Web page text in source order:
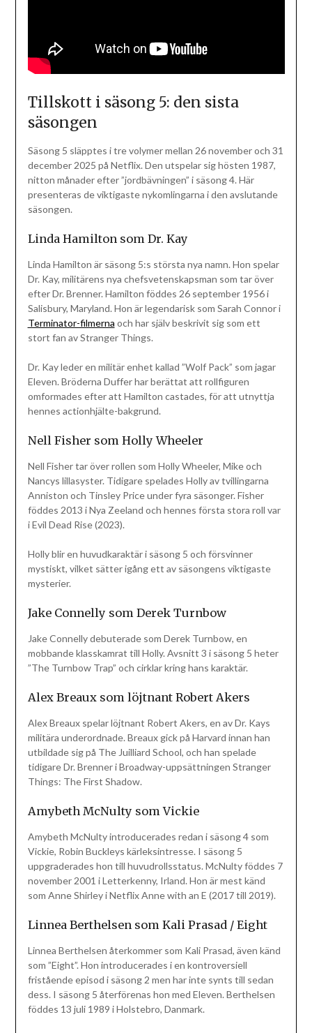
Tillskott i säsong 5: den sista
säsongen
Säsong 5 släpptes i tre volymer mellan 26 november och 31
december 2025 på Netflix. Den utspelar sig hösten 1987,
nitton månader efter ”jordbävningen” i säsong 4. Här
presenteras de viktigaste nykomlingarna i den avslutande
säsongen.
Linda Hamilton som Dr. Kay
Linda Hamilton är säsong 5:s största nya namn. Hon spelar
Dr. Kay, militärens nya chefsvetenskapsman som tar över
efter Dr. Brenner. Hamilton föddes 26 september 1956 i
Salisbury, Maryland. Hon är legendarisk som Sarah Connor i
Terminator-filmerna och har själv beskrivit sig som ett
stort fan av Stranger Things.
Dr. Kay leder en militär enhet kallad ”Wolf Pack” som jagar
Eleven. Bröderna Duffer har berättat att rollfiguren
omformades efter att Hamilton castades, för att utnyttja
hennes actionhjälte-bakgrund.
Nell Fisher som Holly Wheeler
Nell Fisher tar över rollen som Holly Wheeler, Mike och
Nancys lillasyster. Tidigare spelades Holly av tvillingarna
Anniston och Tinsley Price under fyra säsonger. Fisher
föddes 2013 i Nya Zeeland och hennes första stora roll var
i Evil Dead Rise (2023).
Holly blir en huvudkaraktär i säsong 5 och försvinner
mystiskt, vilket sätter igång ett av säsongens viktigaste
mysterier.
Jake Connelly som Derek Turnbow
Jake Connelly debuterade som Derek Turnbow, en
mobbande klasskamrat till Holly. Avsnitt 3 i säsong 5 heter
”The Turnbow Trap” och cirklar kring hans karaktär.
Alex Breaux som löjtnant Robert Akers
Alex Breaux spelar löjtnant Robert Akers, en av Dr. Kays
militära underordnade. Breaux gick på Harvard innan han
utbildade sig på The Juilliard School, och han spelade
tidigare Dr. Brenner i Broadway-uppsättningen Stranger
Things: The First Shadow.
Amybeth McNulty som Vickie
Amybeth McNulty introducerades redan i säsong 4 som
Vickie, Robin Buckleys kärleksintresse. I säsong 5
uppgraderades hon till huvudrollsstatus. McNulty föddes 7
november 2001 i Letterkenny, Irland. Hon är mest känd
som Anne Shirley i Netflix Anne with an E (2017 till 2019).
Linnea Berthelsen som Kali Prasad / Eight
Linnea Berthelsen återkommer som Kali Prasad, även känd
som ”Eight”. Hon introducerades i en kontroversiell
fristående episod i säsong 2 men har inte synts till sedan
dess. I säsong 5 återförenas hon med Eleven. Berthelsen
föddes 13 juli 1989 i Holstebro, Danmark.